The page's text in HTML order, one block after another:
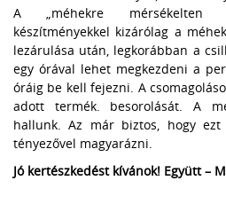
A „méhekre mérsékelten
készítményekkel kizárólag a
lezárulása után, legkorábban a
egy órával lehet megkezdeni a
óráig be kell fejezni. A
adott termék. besorolását. A
hallunk. Az már biztos, hogy
tényezővel magyarázni.
Jó kertészkedést kívánok! Együtt –